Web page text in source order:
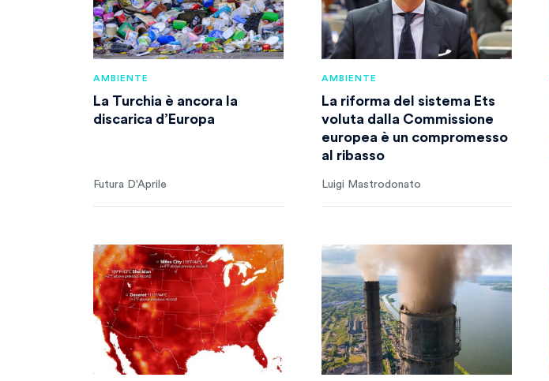
AMBIENTE
La Turchia è ancora la
discarica d’Europa
Futura D'Aprile
AMBIENTE
La riforma del sistema Ets
voluta dalla Commissione
europea è un compromesso
al ribasso
Luigi Mastrodonato